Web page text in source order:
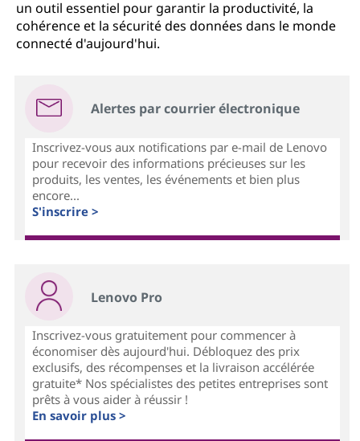
un outil essentiel pour garantir la productivité, la
cohérence et la sécurité des données dans le monde
connecté d'aujourd'hui.
Alertes par courrier électronique
Inscrivez-vous aux notifications par e-mail de Lenovo
pour recevoir des informations précieuses sur les
produits, les ventes, les événements et bien plus
encore...
S'inscrire >
Lenovo Pro
Inscrivez-vous gratuitement pour commencer à
économiser dès aujourd'hui. Débloquez des prix
exclusifs, des récompenses et la livraison accélérée
gratuite* Nos spécialistes des petites entreprises sont
prêts à vous aider à réussir !
En savoir plus >